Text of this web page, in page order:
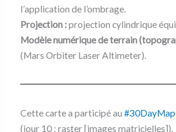
l’application de l’ombrage.
Projection :projection cylindrique
Modèle numérique de terrain
(Mars Orbiter Laser Altimeter).
Cette carte a participé au
(jour 10 : raster [images matricielles]).